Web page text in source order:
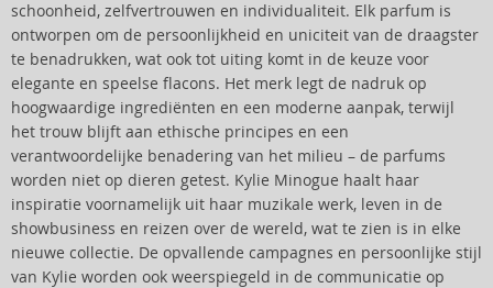
schoonheid, zelfvertrouwen en individualiteit. Elk parfum is
ontworpen om de persoonlijkheid en uniciteit van de draagster
te benadrukken, wat ook tot uiting komt in de keuze voor
elegante en speelse flacons. Het merk legt de nadruk op
hoogwaardige ingrediënten en een moderne aanpak, terwijl
het trouw blijft aan ethische principes en een
verantwoordelijke benadering van het milieu – de parfums
worden niet op dieren getest. Kylie Minogue haalt haar
inspiratie voornamelijk uit haar muzikale werk, leven in de
showbusiness en reizen over de wereld, wat te zien is in elke
nieuwe collectie. De opvallende campagnes en persoonlijke stijl
van Kylie worden ook weerspiegeld in de communicatie op